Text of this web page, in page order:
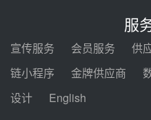
锅中
甘肃
瓜州
服
宣传服务 会员服务 供
链小程序
金牌供应商
设计
English